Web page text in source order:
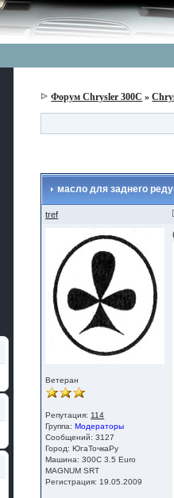
Форум Chrysler 300C »
масло для заднего
tref
Ветеран
Репутация: 114
Группа:Модераторы
Сообщений: 3127
Город: ЮгаТочкаРу
Машина: 300С 3.5 Euro
MAGNUM SRT
Регистрация: 19.05.2009